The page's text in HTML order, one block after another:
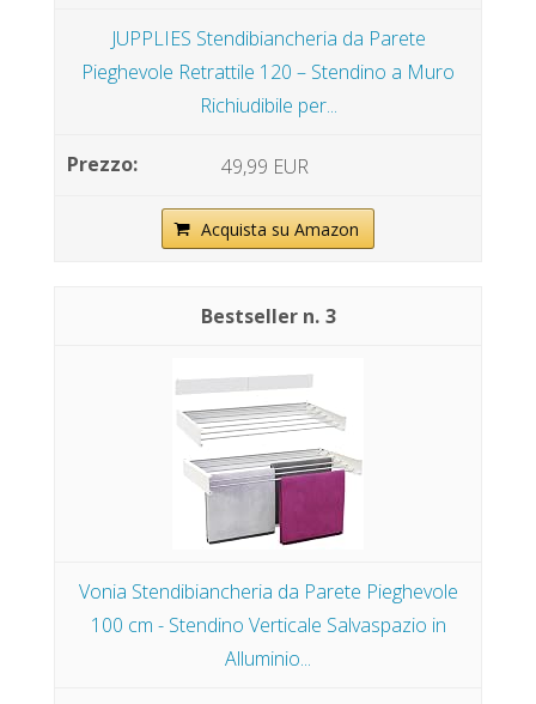
JUPPLIES Stendibiancheria da Parete
Pieghevole Retrattile 120 – Stendino a Muro
Richiudibile per...
49,99 EUR
Acquista su Amazon
3
Vonia Stendibiancheria da Parete Pieghevole
100 cm - Stendino Verticale Salvaspazio in
Alluminio...